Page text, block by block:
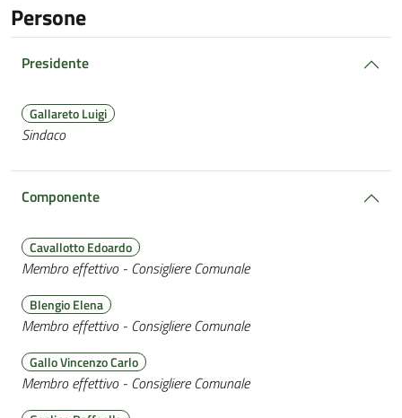
Persone
Presidente
Gallareto Luigi
Sindaco
Componente
Cavallotto Edoardo
Membro effettivo - Consigliere Comunale
Blengio Elena
Membro effettivo - Consigliere Comunale
Gallo Vincenzo Carlo
Membro effettivo - Consigliere Comunale